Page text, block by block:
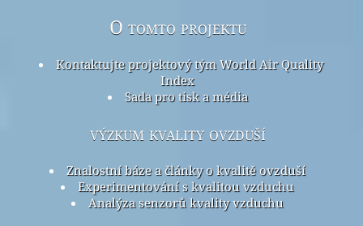
O tomto projektu
Kontaktujte projektový tým World Air Quality
Index
Sada pro tisk a média
výzkum kvality ovzduší
Znalostní báze a články o kvalitě ovzduší
Experimentování s kvalitou vzduchu
Analýza senzorů kvality vzduchu